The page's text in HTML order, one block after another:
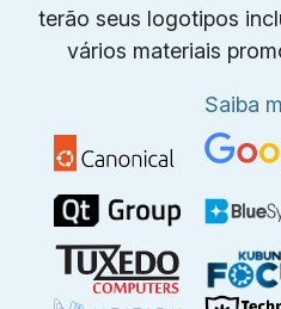
terão seus logotipos
vários materiais
Saiba